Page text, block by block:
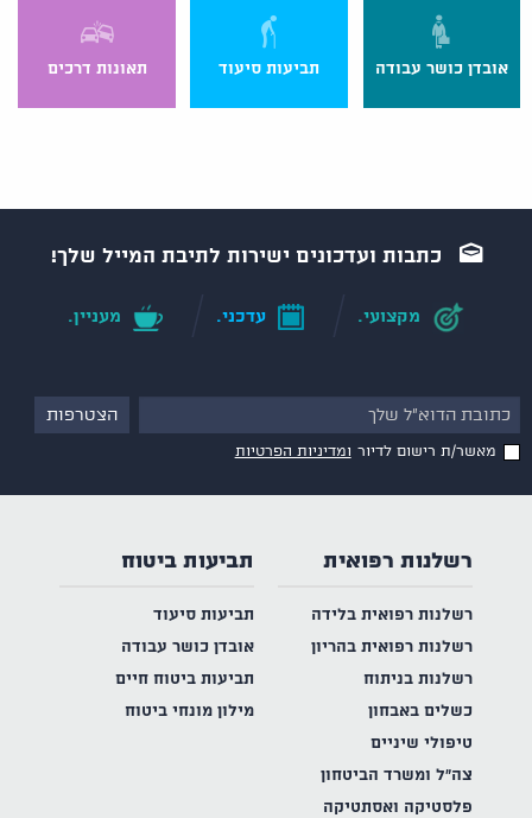
אובדן כושר עבודה תביעות סיעוד תאונות דרכים
כתבות ועדכונים ישירות לתיבת המייל שלך!
מקצועי. עדכני. מעניין.
מאשר/ת רישום לדיור ומדיניות הפרטיות
רשלנות רפואית
רשלנות רפואית בלידה
רשלנות רפואית בהריון
רשלנות בניתוח
כשלים באבחון
טיפולי שיניים
צה"ל ומשרד הביטחון
פלסטיקה ואסתטיקה
תביעות ביטוח
תביעות סיעוד
אובדן כושר עבודה
תביעות ביטוח חיים
מילון מונחי ביטוח